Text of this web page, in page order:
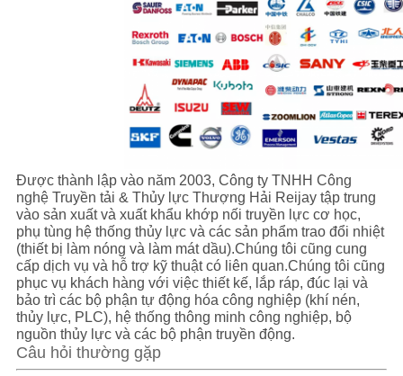
Được thành lập vào năm 2003, Công ty TNHH Công
nghệ Truyền tải & Thủy lực Thượng Hải Reijay tập trung
vào sản xuất và xuất khẩu khớp nối truyền lực cơ học,
phụ tùng hệ thống thủy lực và các sản phẩm trao đổi nhiệt
(thiết bị làm nóng và làm mát dầu).Chúng tôi cũng cung
cấp dịch vụ và hỗ trợ kỹ thuật có liên quan.Chúng tôi cũng
phục vụ khách hàng với việc thiết kế, lắp ráp, đúc lại và
bảo trì các bộ phận tự động hóa công nghiệp (khí nén,
thủy lực, PLC), hệ thống thông minh công nghiệp, bộ
nguồn thủy lực và các bộ phận truyền động.
Câu hỏi thường gặp